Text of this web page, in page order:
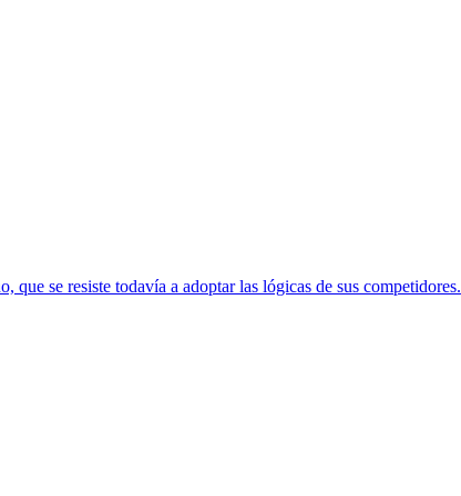
que se resiste todavía a adoptar las lógicas de sus competidores.